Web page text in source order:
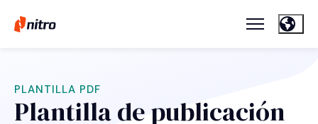
PLANTILLA PDF
Plantilla de publicación